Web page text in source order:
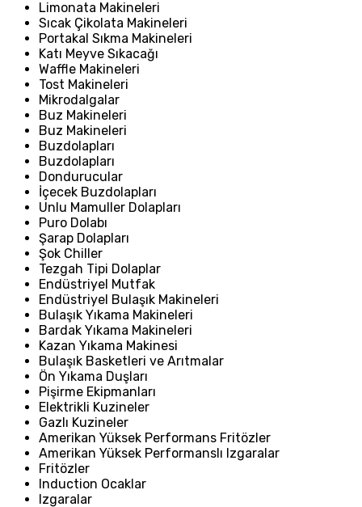
Limonata Makineleri
Sıcak Çikolata Makineleri
Portakal Sıkma Makineleri
Katı Meyve Sıkacağı
Waffle Makineleri
Tost Makineleri
Mikrodalgalar
Buz Makineleri
Buz Makineleri
Buzdolapları
Buzdolapları
Dondurucular
İçecek Buzdolapları
Unlu Mamuller Dolapları
Puro Dolabı
Şarap Dolapları
Şok Chiller
Tezgah Tipi Dolaplar
Endüstriyel Mutfak
Endüstriyel Bulaşık Makineleri
Bulaşık Yıkama Makineleri
Bardak Yıkama Makineleri
Kazan Yıkama Makinesi
Bulaşık Basketleri ve Arıtmalar
Ön Yıkama Duşları
Pişirme Ekipmanları
Elektrikli Kuzineler
Gazlı Kuzineler
Amerikan Yüksek Performans Fritözler
Amerikan Yüksek Performanslı Izgaralar
Fritözler
Induction Ocaklar
Izgaralar